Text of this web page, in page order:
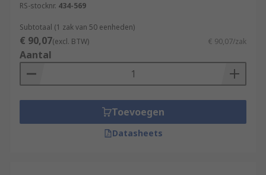
RS-stocknr. 434-569
Subtotaal (1 zak van 50 eenheden)
€ 90,07(excl. BTW) € 90,07/zak
Aantal
Toevoegen
Datasheets